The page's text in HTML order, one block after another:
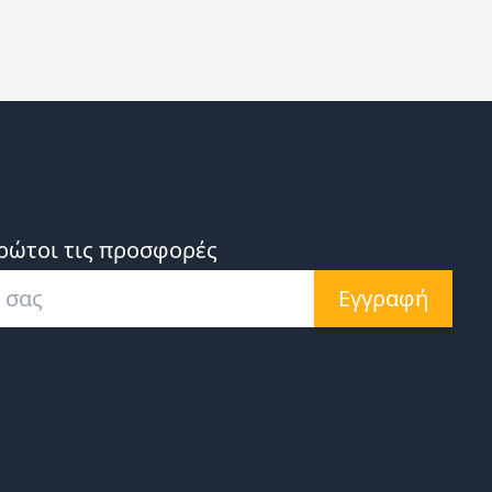
τις προσφορές
Εγγραφή